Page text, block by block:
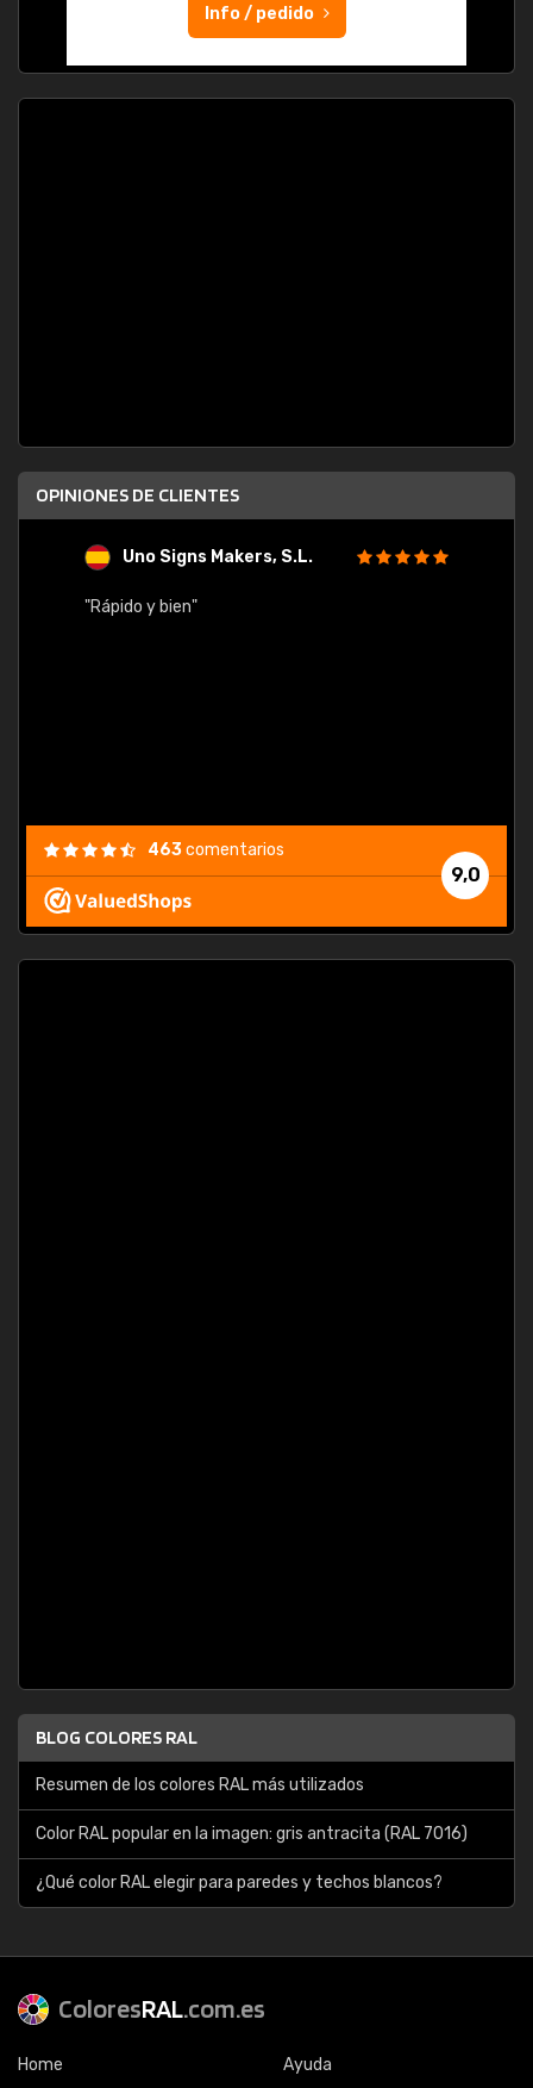
Info / pedido
OPINIONES DE CLIENTES
Uno Signs Makers, S.L.
"Rápido y bien"
9,0
463comentarios
BLOG COLORES RAL
Resumen de los colores RAL más utilizados
Color RAL popular en la imagen: gris antracita (RAL 7016)
¿Qué color RAL elegir para paredes y techos blancos?
ColoresRAL.com.es
Home Ayuda